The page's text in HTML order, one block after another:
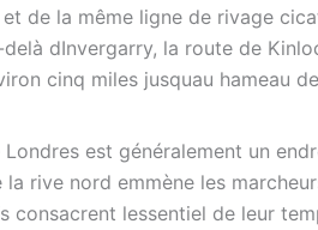
de la même ligne de rivage
dInvergarry, la route de
cinq miles jusquau hameau de
est généralement un
rive nord emmène les
consacrent lessentiel de leur